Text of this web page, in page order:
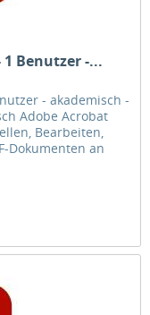
1 Benutzer -...
- akademisch -
Adobe Acrobat
Bearbeiten,
Dokumenten an